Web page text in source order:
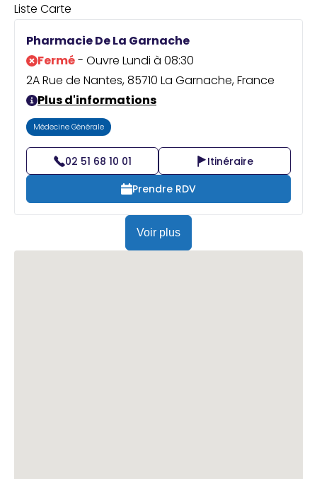
Praticien ?
Liste Carte
Pharmacie De La Garnache
Fermé- Ouvre Lundi à 08:30
2A Rue de Nantes, 85710 La Garnache, France
Plus d'informations
Médecine Générale
02 51 68 10 01
Itinéraire
Prendre RDV
Voir plus